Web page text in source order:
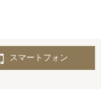
スマートフォン